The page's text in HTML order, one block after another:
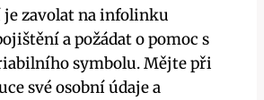
zavolat na infolinku
a požádat o pomoc s
symbolu. Mějte při
své osobní údaje a